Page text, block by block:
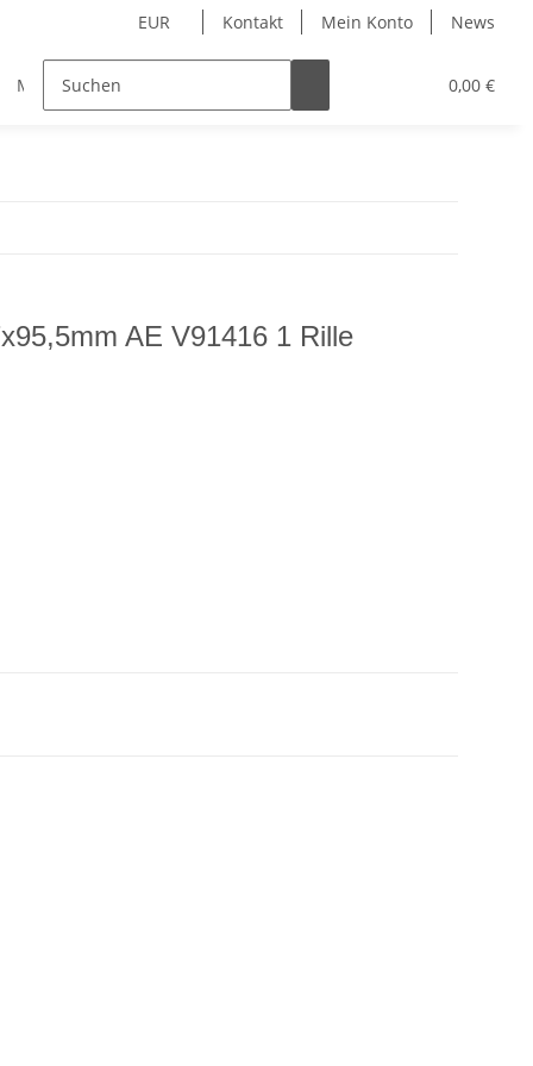
EUR Kontakt Mein Konto News
0,00 €
Merchandise
AE V91416 1 Rille